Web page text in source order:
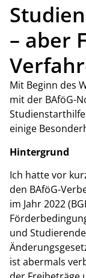
– aber
Mit Beginn des
mit der BAföG-
einige
Hintergrund
Ich hatte vor
den BAföG-
im Jahr 2022
und
ist abermals